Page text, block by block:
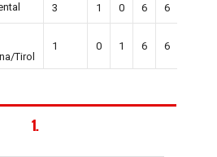
3 1 0 6 6
Tirol
1 0 1 6 6
1.